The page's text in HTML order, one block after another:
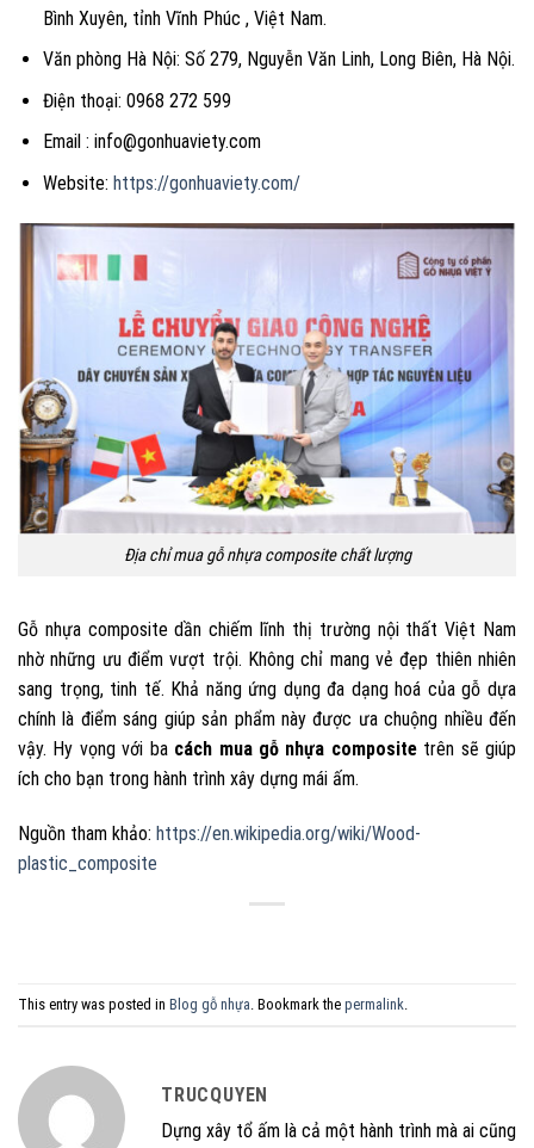
Bình Xuyên, tỉnh Vĩnh Phúc , Việt Nam.
Văn phòng Hà Nội: Số 279, Nguyễn Văn Linh, Long Biên, Hà Nội.
Điện thoại: 0968 272 599
Email : info@gonhuaviety.com
Website: https://gonhuaviety.com/
Địa chỉ mua gỗ nhựa composite chất lượng
Gỗ nhựa composite dần chiếm lĩnh thị trường nội thất Việt Nam
nhờ những ưu điểm vượt trội. Không chỉ mang vẻ đẹp thiên nhiên
sang trọng, tinh tế. Khả năng ứng dụng đa dạng hoá của gỗ dựa
chính là điểm sáng giúp sản phẩm này được ưa chuộng nhiều đến
vậy. Hy vọng với ba cách mua gỗ nhựa compositetrên sẽ giúp
ích cho bạn trong hành trình xây dựng mái ấm.
Nguồn tham khảo: https://en.wikipedia.org/wiki/Wood-
plastic_composite
This entry was posted in Blog gỗ nhựa . Bookmark the permalink
TRUCQUYEN
Dựng xây tổ ấm là cả một hành trình mà ai cũng